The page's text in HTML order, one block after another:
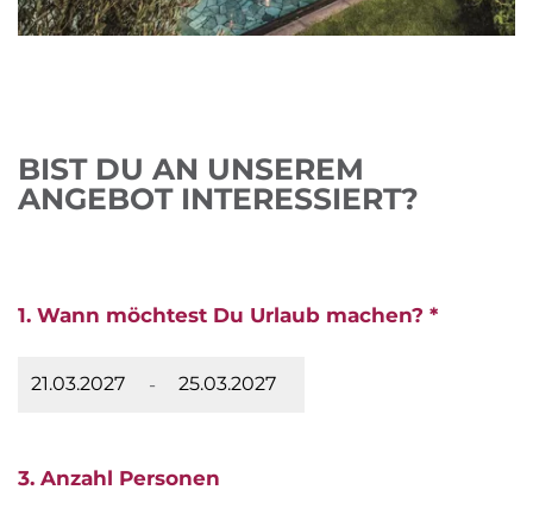
BIST DU AN UNSEREM
ANGEBOT INTERESSIERT?
1. Wann möchtest Du Urlaub machen? *
-
3. Anzahl Personen